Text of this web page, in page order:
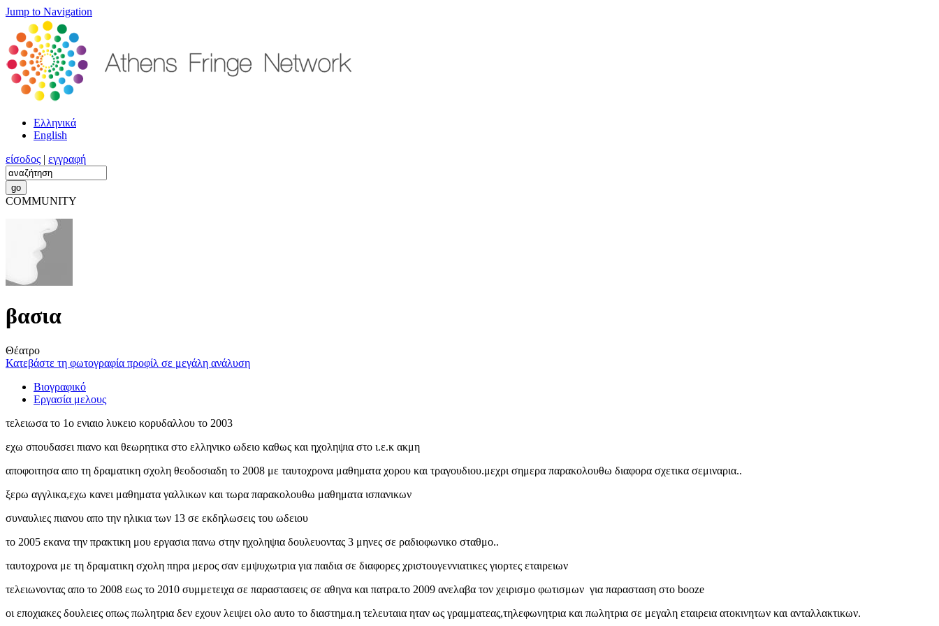
Jump to Navigation
Ελληνικά
English
είσοδος | εγγραφή
COMMUNITY
βασια
Θέατρο
Κατεβάστε τη φωτογραφία προφίλ σε μεγάλη ανάλυση
Βιογραφικό
Εργασία μελους
τελειωσα το 1ο ενιαιο λυκειο κορυδαλλου το 2003
εχω σπουδασει πιανο και θεωρητικα στο ελληνικο ωδειο καθως και ηχοληψια στο ι.ε.κ ακμη
αποφοιτησα απο τη δραματικη σχολη θεοδοσιαδη το 2008 με ταυτοχρονα μαθηματα χορου και τραγουδιου.μεχρι σημερα παρακολουθω διαφορα σχετικα σεμιναρια..
ξερω αγγλικα,εχω κανει μαθηματα γαλλικων και τωρα παρακολουθω μαθηματα ισπανικων
συναυλιες πιανου απο την ηλικια των 13 σε εκδηλωσεις του ωδειου
το 2005 εκανα την πρακτικη μου εργασια πανω στην ηχοληψια δουλευοντας 3 μηνες σε ραδιοφωνικο σταθμο..
ταυτοχρονα με τη δραματικη σχολη πηρα μερος σαν εμψυχωτρια για παιδια σε διαφορες χριστουγεννιατικες γιορτες εταιρειων
τελειωνοντας απο το 2008 εως το 2010 συμμετειχα σε παραστασεις σε αθηνα και πατρα.το 2009 ανελαβα τον χειρισμο φωτισμων για παρασταση στο booze
οι εποχιακες δουλειες οπως πωλητρια δεν εχουν λειψει ολο αυτο το διαστημα.η τελευταια ηταν ως γραμματεας,τηλεφωνητρια και πωλητρια σε μεγαλη εταιρεια ατοκινητων και ανταλλακτικων.